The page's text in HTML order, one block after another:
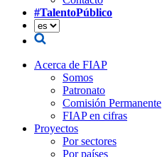
#TalentoPúblico
Acerca de FIAP
Somos
Patronato
Comisión Permanente
FIAP en cifras
Proyectos
Por sectores
Por países